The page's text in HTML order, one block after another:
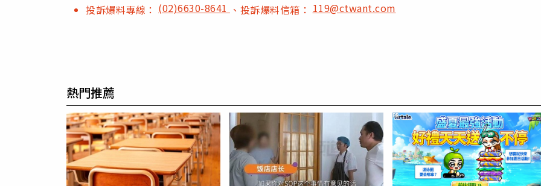
投訴爆料專線： (02)6630-8641 、投訴爆料信箱：119@ctwant.com
熱門推薦
PR